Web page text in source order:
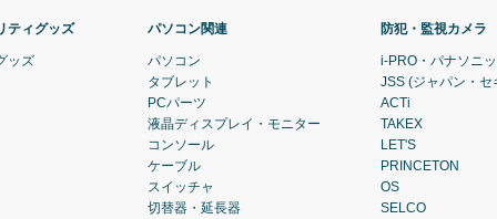
ティグッズ
ッズ
パソコン関連
パソコン
タブレット
PCパーツ
液晶ディスプレイ・モニター
コンソール
ケーブル
スイッチャ
切替器・延長器
防犯・監視カメラ
i-PRO・パナソニ
JSS (ジャパン・
ACTi
TAKEX
LET'S
PRINCETON
OS
SELCO